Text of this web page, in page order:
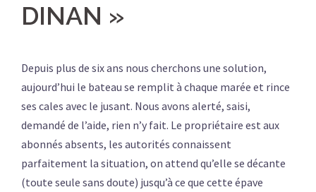
DINAN »
Depuis plus de six ans nous cherchons une solution,
aujourd’hui le bateau se remplit à chaque marée et rince
ses cales avec le jusant. Nous avons alerté, saisi,
demandé de l’aide, rien n’y fait. Le propriétaire est aux
abonnés absents, les autorités connaissent
parfaitement la situation, on attend qu’elle se décante
(toute seule sans doute) jusqu’à ce que cette épave